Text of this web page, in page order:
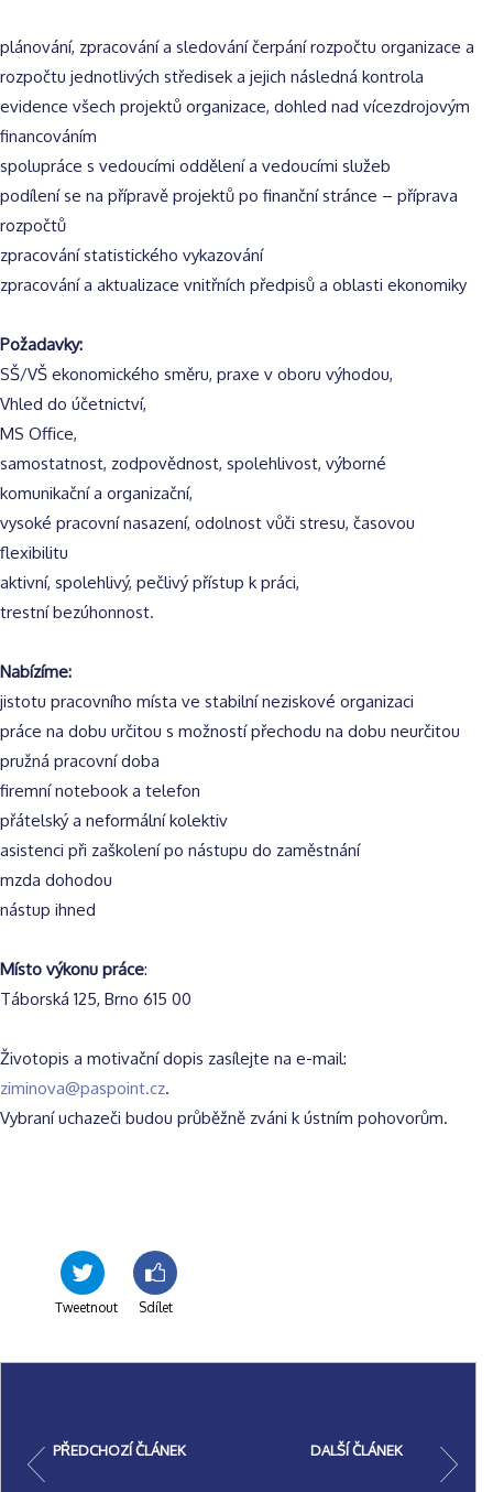
plánování, zpracování a sledování čerpání rozpočtu organizace a
rozpočtu jednotlivých středisek a jejich následná kontrola
evidence všech projektů organizace, dohled nad vícezdrojovým
financováním
spolupráce s vedoucími oddělení a vedoucími služeb
podílení se na přípravě projektů po finanční stránce – příprava
rozpočtů
zpracování statistického vykazování
zpracování a aktualizace vnitřních předpisů a oblasti ekonomiky
Požadavky:
SŠ/VŠ ekonomického směru, praxe v oboru výhodou,
Vhled do účetnictví,
MS Office,
samostatnost, zodpovědnost, spolehlivost, výborné
komunikační a organizační,
vysoké pracovní nasazení, odolnost vůči stresu, časovou
flexibilitu
aktivní, spolehlivý, pečlivý přístup k práci,
trestní bezúhonnost.
Nabízíme:
jistotu pracovního místa ve stabilní neziskové organizaci
práce na dobu určitou s možností přechodu na dobu neurčitou
pružná pracovní doba
firemní notebook a telefon
přátelský a neformální kolektiv
asistenci při zaškolení po nástupu do zaměstnání
mzda dohodou
nástup ihned
Místo výkonu práce:
Táborská 125, Brno 615 00
Životopis a motivační dopis zasílejte na e-mail:
ziminova@paspoint.cz.
Vybraní uchazeči budou průběžně zváni k ústním pohovorům.
Tweetnout Sdílet
PŘEDCHOZÍ ČLÁNEK DALŠÍ ČLÁNEK